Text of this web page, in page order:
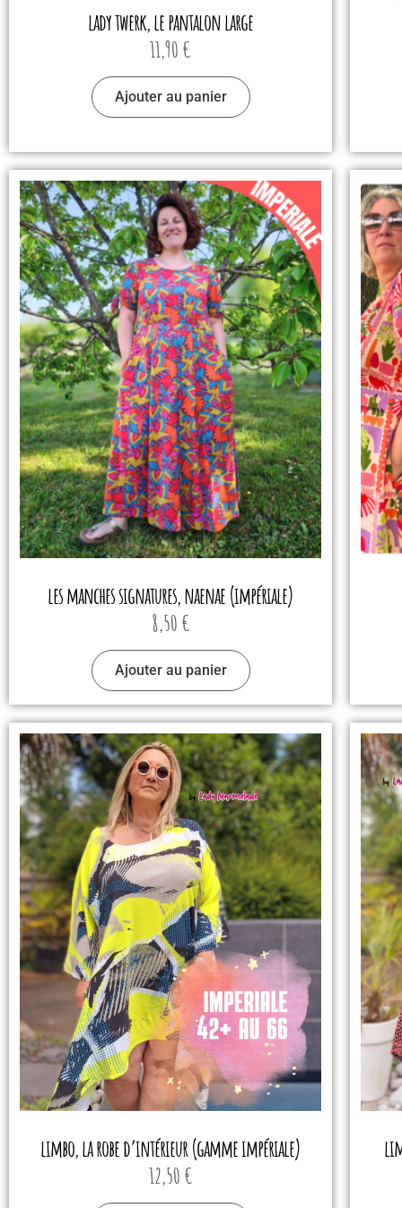
lady twerk, le pantalon large
11,90 €
Ajouter au panier
les manches signatures, naenae (impériale)
8,50 €
Ajouter au panier
limbo, la robe d’intérieur (gamme impériale)
12,50 €